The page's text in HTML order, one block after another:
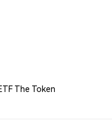
The Token